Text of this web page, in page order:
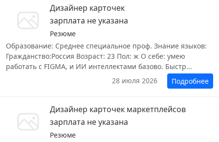
Дизайнер карточек
зарплата не указана
Резюме
Образование: Среднее специальное проф. Знание языков:
Гражданство:Россия Возраст: 23 Пол: ж О себе: умею
работать с FIGMA, и ИИ интеллектами базово. Быстр...
28 июля 2026
Подробнее
Дизайнер карточек маркетплейсов
зарплата не указана
Резюме